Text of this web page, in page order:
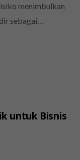
menimbulkan
sebagai…
untuk Bisnis